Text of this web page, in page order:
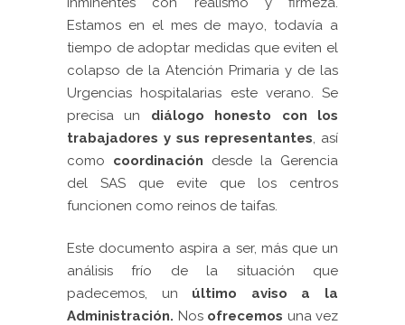
Estamos en el mes de mayo, todavía a
tiempo de adoptar medidas que eviten el
colapso de la Atención Primaria y de las
Urgencias hospitalarias este verano. Se
precisa un diálogo honesto con los
trabajadores y sus representantes, así
como coordinación desde la Gerencia
del SAS que evite que los centros
funcionen como reinos de taifas.
Este documento aspira a ser, más que un
análisis frío de la situación que
padecemos, un último aviso a la
Administración. Nos ofrecemos una vez